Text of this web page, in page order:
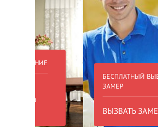
БЕСПЛАТНЫЙ ВЫЕЗД НА
ЗАМЕР
ВЫЗВАТЬ ЗАМЕРЩИКА